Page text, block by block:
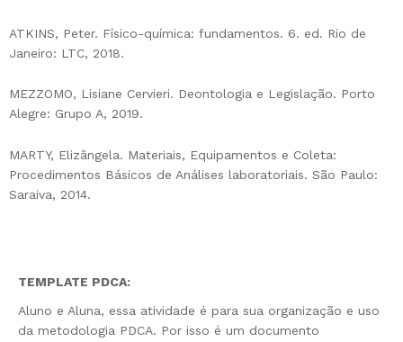
ATKINS, Peter. Físico-química: fundamentos. 6. ed. Rio de
Janeiro: LTC, 2018.
MEZZOMO, Lisiane Cervieri. Deontologia e Legislação. Porto
Alegre: Grupo A, 2019.
MARTY, Elizângela. Materiais, Equipamentos e Coleta:
Procedimentos Básicos de Análises laboratoriais. São Paulo:
Saraiva, 2014.
TEMPLATE PDCA:
Aluno e Aluna, essa atividade é para sua organização e uso
da metodologia PDCA. Por isso é um documento